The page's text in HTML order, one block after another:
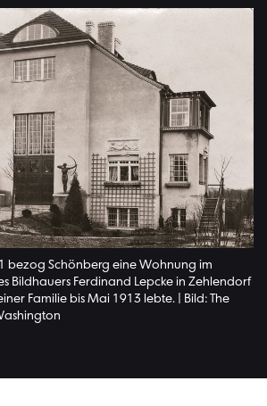
bezog Schönberg eine Wohnung im
Bildhauers Ferdinand Lepcke in Zehlendorf
Familie bis Mai 1913 lebte. | Bild: The